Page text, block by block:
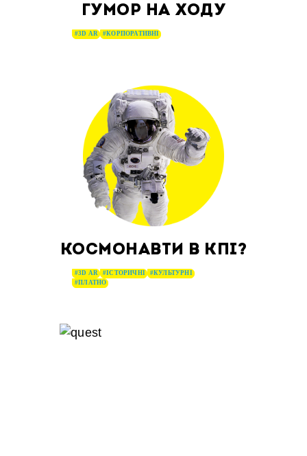
ГУМОР НА ХОДУ
#3D AR #КОРПОРАТИВНІ
КОСМОНАВТИ В КПІ?
#3D AR #ІСТОРИЧНІ
#КУЛЬТУРНІ
#ПЛАТНО